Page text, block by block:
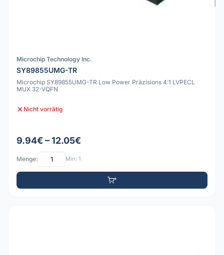
Microchip Technology Inc.
SY89855UMG-TR
Microchip SY89855UMG-TR Low Power Präzisions 4:1 LVPECL
MUX 32-VQFN
Nicht vorrätig
9.94€ – 12.05€
Menge: Min: 1